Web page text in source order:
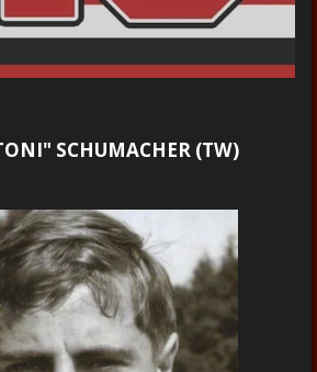
SCHUMACHER (TW)